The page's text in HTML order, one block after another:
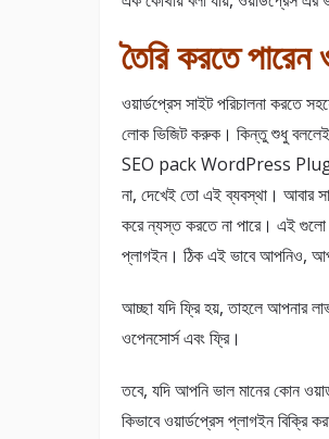
তৈরি করতে পারেন
ওয়ার্ডপ্রেস সাইট পরিচালনা করতে
লোক ভিজিট করুক। কিন্তু শুধু
SEO pack WordPress Plugins
না, দেখেই তো এই ব্যবস্থা। আবার
করে ন্যস্ত করতে না পারে। এই গুলো
প্লাগইন। ঠিক এই ভাবে আপনিও,
আচ্ছা যদি ফ্রি হয়, তাহলে আপনার
ওপেনসোর্স এবং ফ্রি।
তবে, যদি আপনি ভাল মানের কোন
কিভাবে ওয়ার্ডপ্রেস প্লাগইন বিক্রি